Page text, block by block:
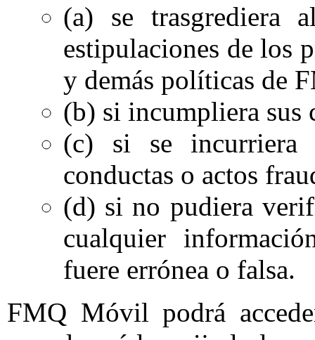
(a) se trasgrediera
estipulaciones de los
y demás políticas de
(b) si incumpliera sus
(c) si se
conductas o actos
(d) si no pudiera
cualquier
fuere errónea o falsa.
FMQ Móvil podrá